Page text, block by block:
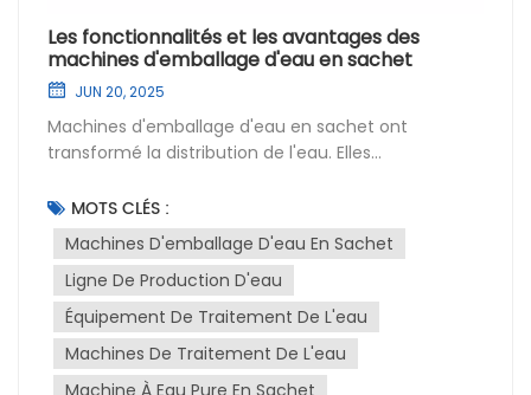
Les fonctionnalités et les avantages des
machines d'emballage d'eau en sachet
JUN 20, 2025
Machines d'emballage d'eau en sachet ont
transformé la distribution de l'eau. Elles
remplissage au scellage, augmentant ainsi la
productivité et réduisant le travail manuel. Ces
machines peuvent remplir et sceller des milliers de
sachets par heure avec une grande précision,
améliorant ainsi l'efficacité du conditionnement de
l'eau.La rentabilité est un autre avantage. En
réduisant le travail manuel et en rationalisant le
processus, les entreprises peuvent réduire leurs frais
MOTS CLÉS :
Machines D'emballage D'eau En Sachet
Ligne De Production D'eau
Équipement De Traitement De L'eau
Machines De Traitement De L'eau
Machine À Eau Pure En Sachet